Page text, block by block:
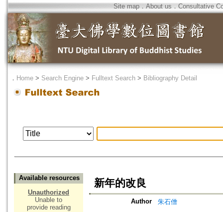
Site map．About us ． Consultative
． Home > Search Engine > Fulltext Search > Bibliography Detail
Available resources
Unauthorized
Unable to
provide reading
新年的改良
Author
朱石僧